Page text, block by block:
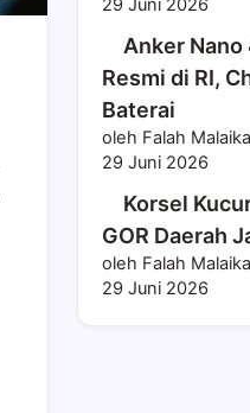
29 Juni 2026
Anker
Resmi di RI,
Baterai
oleh Falah
29 Juni 2026
Korsel
GOR Daerah
oleh Falah
29 Juni 2026